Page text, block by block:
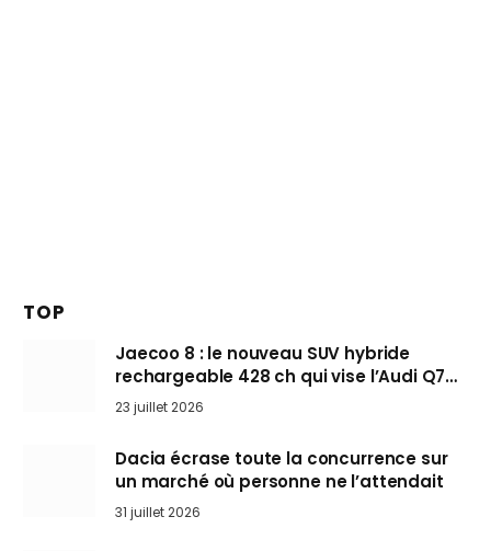
TOP
Jaecoo 8 : le nouveau SUV hybride
rechargeable 428 ch qui vise l’Audi Q7
arrive en Europe cet automne
23 juillet 2026
Dacia écrase toute la concurrence sur
un marché où personne ne l’attendait
31 juillet 2026